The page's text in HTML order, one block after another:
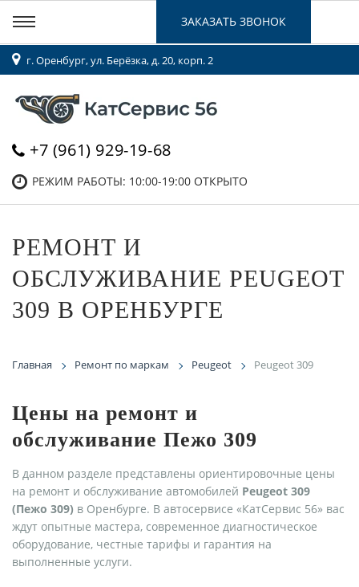
г. Оренбург, ул. Берёзка, д. 20, корп. 2
+7 (961) 929-19-68
РЕЖИМ РАБОТЫ: 10:00-19:00 ОТКРЫТО
ЗАКАЗАТЬ ЗВОНОК
РЕМОНТ И
ОБСЛУЖИВАНИЕ PEUGEOT
309 В ОРЕНБУРГЕ
Главная Ремонт по маркам Peugeot Peugeot 309
Цены на ремонт и
обслуживание Пежо 309
В данном разделе представлены ориентировочные цены
на ремонт и обслуживание автомобилей Peugeot 309
(Пежо 309) в Оренбурге. В автосервисе «КатСервис 56» вас
ждут опытные мастера, современное диагностическое
оборудование, честные тарифы и гарантия на
выполненные услуги.